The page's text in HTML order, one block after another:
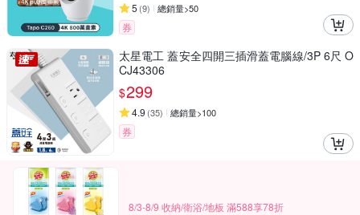
5 (9) 總銷量>50
券
太星電工 蓋安全四開三插滑蓋電腦線/3P 6尺 O
CJ43306
$299
4.9 (35) 總銷量>100
券
8/3-8/9 收納/衛浴/地板 滿588享78折